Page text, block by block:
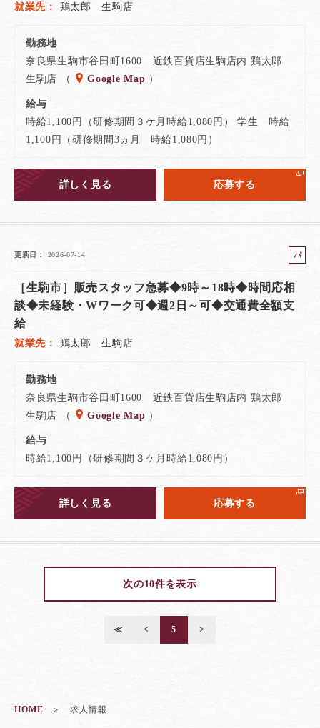
就業先 鶏太郎 生駒店
勤務地
奈良県生駒市谷田町1600 近鉄百貨店生駒店内 鶏太郎
生駒店 （
Google Map ）
給与
時給1,100円（研修期間３ケ月時給1,080円） 学生 時給
1,100円（研修期間3ヵ月 時給1,080円）
詳しく見る 応募する
更新日 2026-07-14
パ
ト
［生駒市］販売スタッフ急募◆9時～18時◆時間応相
談◆未経験・Wワーク可◆週2日～可◆交通費全額支
給
就業先 鶏太郎 生駒店
勤務地
奈良県生駒市谷田町1600 近鉄百貨店生駒店内 鶏太郎
生駒店 （
Google Map ）
給与
時給1,100円（研修期間３ケ月時給1,080円）
詳しく見る 応募する
次の10件を表示
≪ < 5 >
HOME 求人情報